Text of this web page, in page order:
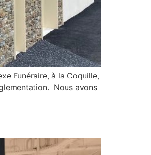
Funéraire, à la Coquille,
Nous avons